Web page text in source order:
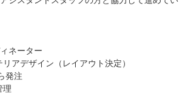
ネーター
アデザイン（レイアウト決定）
発注
理